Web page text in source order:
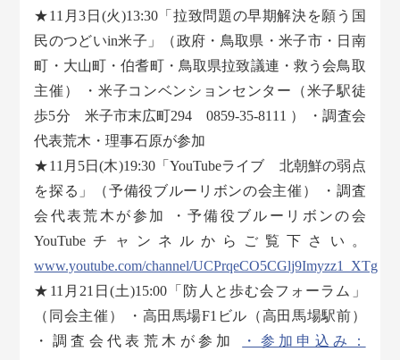
★11月3日(火)13:30「拉致問題の早期解決を願う国
民のつどいin米子」（政府・鳥取県・米子市・日南
町・大山町・伯耆町・鳥取県拉致議連・救う会鳥取
主催） ・米子コンベンションセンター（米子駅徒
歩5分 米子市末広町294 0859-35-8111 ） ・調査会
代表荒木・理事石原が参加
★11月5日(木)19:30「YouTubeライブ 北朝鮮の弱点
を探る」（予備役ブルーリボンの会主催） ・調査
会代表荒木が参加 ・予備役ブルーリボンの会
YouTubeチャンネルからご覧下さい。
www.youtube.com/channel/UCPrqeCO5CGlj9Imyzz1_XTg
★11月21日(土)15:00「防人と歩む会フォーラム」
（同会主催） ・高田馬場F1ビル（高田馬場駅前）
・調査会代表荒木が参加
・参加申込み：